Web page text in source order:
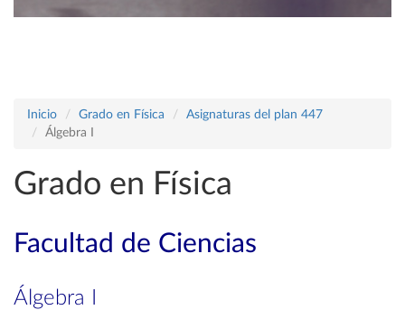
Inicio Grado en Física
Asignaturas del plan 447
Álgebra I
Grado en Física
Facultad de Ciencias
Álgebra I